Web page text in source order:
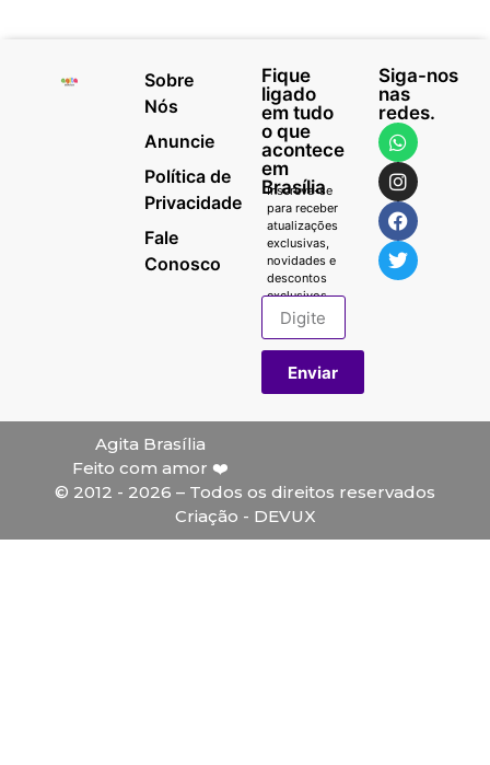
Sobre
Nós
Anuncie
Política de
Privacidade
Fale
Conosco
Fique
ligado
em tudo
o que
acontece
em
Brasília
Inscreva-se
para receber
atualizações
exclusivas,
novidades e
descontos
exclusivos.
Enviar
Siga-nos
nas
redes.
Agita Brasília
Feito com amor ❤️
© 2012 - 2026 – Todos os direitos reservados
Criação - DEVUX